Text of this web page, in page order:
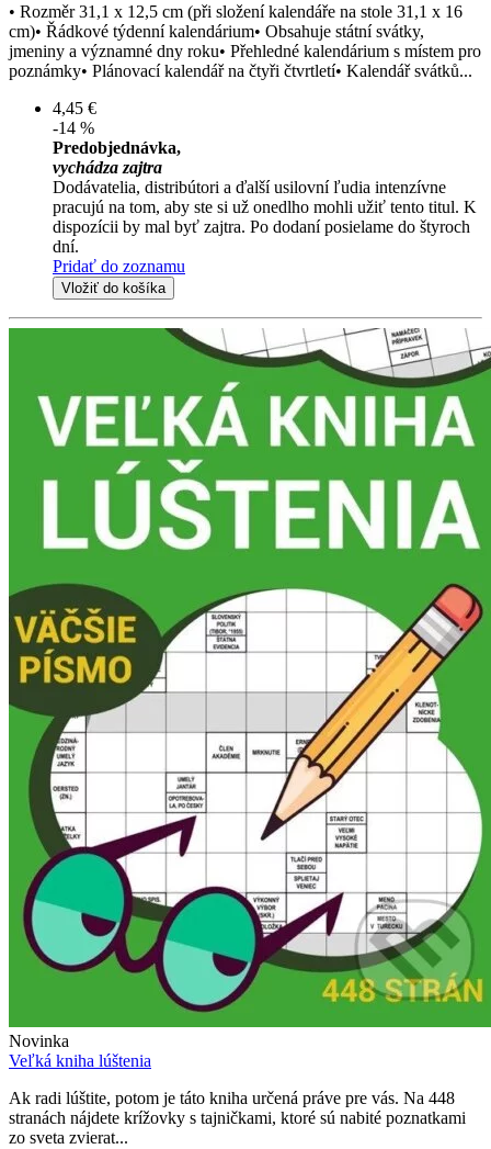
• Rozměr 31,1 x 12,5 cm (při složení kalendáře na stole 31,1 x 16
cm)• Řádkové týdenní kalendárium• Obsahuje státní svátky,
jmeniny a významné dny roku• Přehledné kalendárium s místem pro
poznámky• Plánovací kalendář na čtyři čtvrtletí• Kalendář svátků...
4,45 €
-14 %
Predobjednávka,
vychádza zajtra
Dodávatelia, distribútori a ďalší usilovní ľudia intenzívne
pracujú na tom, aby ste si už onedlho mohli užiť tento titul. K
dispozícii by mal byť zajtra. Po dodaní posielame do štyroch
dní.
Pridať do zoznamu
Vložiť do košíka
Novinka
Veľká kniha lúštenia
Ak radi lúštite, potom je táto kniha určená práve pre vás. Na 448
stranách nájdete krížovky s tajničkami, ktoré sú nabité poznatkami
zo sveta zvierat...